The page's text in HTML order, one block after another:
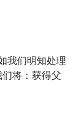
我们明知处理
将：获得父